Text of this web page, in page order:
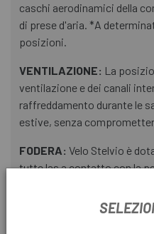
caschi aerodinamici della
di prese d'aria. *A
posizioni.
VENTILAZIONE: La
ventilazione e dei canali
raffreddamento durante le
estive, senza
FODERA: Velo Stelvio è
tutte las a contatto con la
fodera interna, per un
un maggiore comfort.